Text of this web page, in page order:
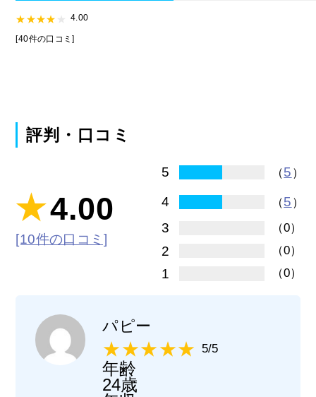
4.00
[40件の口コミ]
評判・口コミ
4.00
[10件の口コミ]
5 （5 ）
4 （5 ）
3 （0）
2 （0）
1 （0）
パピー
5/5
年齢
24歳